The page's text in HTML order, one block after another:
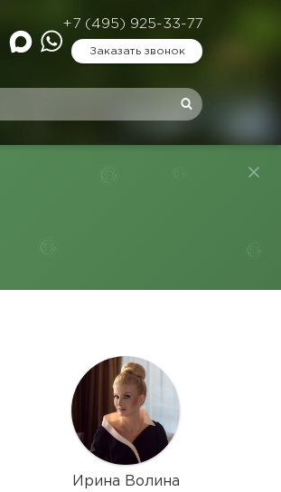
+7 (495) 925-33-77
Заказать звонок
Ирина Волина